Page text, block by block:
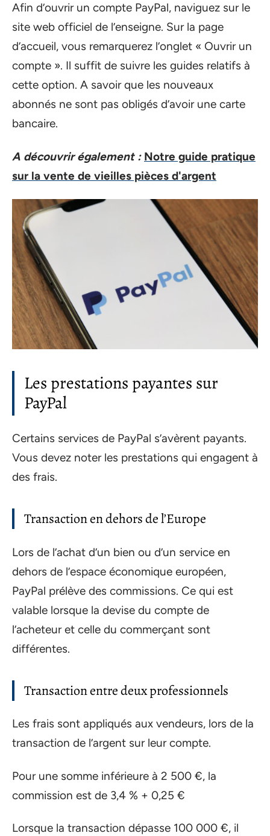
Afin d’ouvrir un compte PayPal, naviguez sur le
site web officiel de l’enseigne. Sur la page
d’accueil, vous remarquerez l’onglet « Ouvrir un
compte ». Il suffit de suivre les guides relatifs à
cette option. A savoir que les nouveaux
abonnés ne sont pas obligés d’avoir une carte
bancaire.
A découvrir également : Notre guide pratique
sur la vente de vieilles pièces d'argent
Les prestations payantes sur
PayPal
Certains services de PayPal s’avèrent payants.
Vous devez noter les prestations qui engagent à
des frais.
Transaction en dehors de l’Europe
Lors de l’achat d’un bien ou d’un service en
dehors de l’espace économique européen,
PayPal prélève des commissions. Ce qui est
valable lorsque la devise du compte de
l’acheteur et celle du commerçant sont
différentes.
Transaction entre deux professionnels
Les frais sont appliqués aux vendeurs, lors de la
transaction de l’argent sur leur compte.
Pour une somme inférieure à 2 500 €, la
commission est de 3,4 % + 0,25 €
Lorsque la transaction dépasse 100 000 €, il